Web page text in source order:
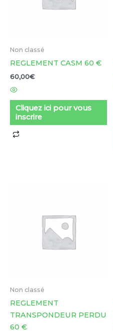
Non classé
REGLEMENT CASM 60 €
60,00€
Cliquez ici pour vous
inscrire
Non classé
REGLEMENT
TRANSPONDEUR PERDU
60 €